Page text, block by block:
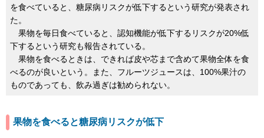
を食べていると、糖尿病リスクが低下するという研究が発表され
た。
果物を毎日食べていると、認知機能が低下するリスクが20%低
下するという研究も報告されている。
果物を食べるときは、できれば皮や芯まで含めて果物全体を食
べるのが良いという。また、フルーツジュースは、100%果汁の
ものであっても、飲み過ぎは勧められない。
果物を食べると糖尿病リスクが低下